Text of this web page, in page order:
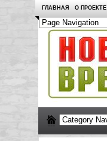
ГЛАВНАЯ О ПРОЕКТЕ